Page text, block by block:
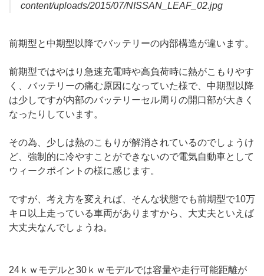
content/uploads/2015/07/NISSAN_LEAF_02.jpg
前期型と中期型以降でバッテリーの内部構造が違います。
前期型ではやはり急速充電時や高負荷時に熱がこもりやす
く、バッテリーの痛む原因になっていた様で、中期型以降
は少しですが内部のバッテリーセル周りの開口部が大きく
なったりしています。
その為、少しは熱のこもりが解消されているのでしょうけ
ど、強制的に冷やすことができないので電気自動車として
ウィークポイントの様に感じます。
ですが、考え方を変えれば、そんな状態でも前期型で10万
キロ以上走っている車両がありますから、大丈夫といえば
大丈夫なんでしょうね。
24ｋｗモデルと30ｋｗモデルでは容量や走行可能距離が